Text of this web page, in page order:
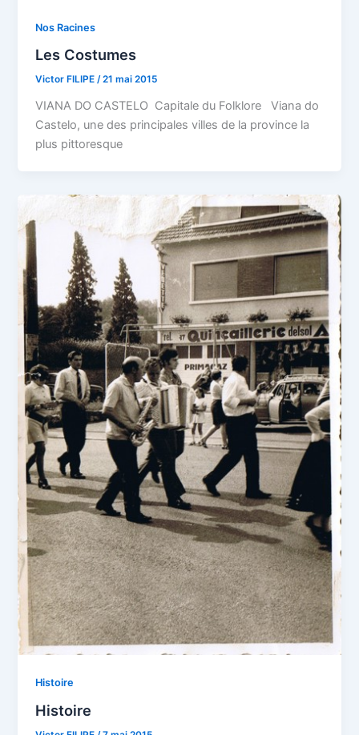
Nos Racines
Les Costumes
Victor FILIPE/21 mai 2015
VIANA DO CASTELO Capitale du Folklore Viana do
Castelo, une des principales villes de la province la
plus pittoresque
Histoire
Histoire